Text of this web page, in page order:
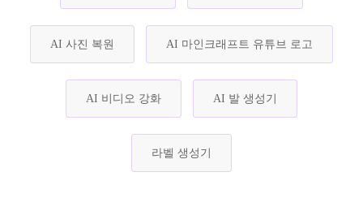
AI 사진 복원 AI 마인크래프트 유튜브 로고
AI 비디오 강화 AI 발 생성기
라벨 생성기